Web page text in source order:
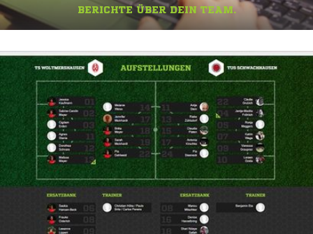
BERICHTE ÜBER DEIN TEAM.